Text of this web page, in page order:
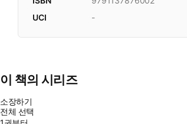
UCI
-
이 책의 시리즈
소장하기
전체 선택